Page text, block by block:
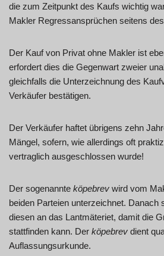
die zum Zeitpunkt des Kaufs wichtig
Makler Regressansprüchen seitens
Der Kauf von Privat ohne Makler ist
erfordert dies die Gegenwart zweier
gleichfalls die Unterzeichnung des
Verkäufer bestätigen.
Der Verkäufer haftet übrigens zehn
Mängel, sofern, wie allerdings oft
vertraglich ausgeschlossen wurde!
Der sogenannte köpebrev wird vom
beiden Parteien unterzeichnet. Danach
diesen an das Lantmäteriet, damit die
stattfinden kann. Der köpebrev dient
Auflassungsurkunde.